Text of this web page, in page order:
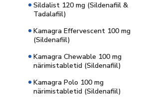
Sildalist 120 mg (Sildenafiil &
Tadalafiil)
Kamagra Effervescent 100 mg
(Sildenafiil)
Kamagra Chewable 100 mg
närimistabletid (Sildenafiil)
Kamagra Polo 100 mg
närimistabletid (Sildenafiil)